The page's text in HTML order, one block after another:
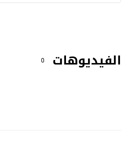
الفيديوهات 0